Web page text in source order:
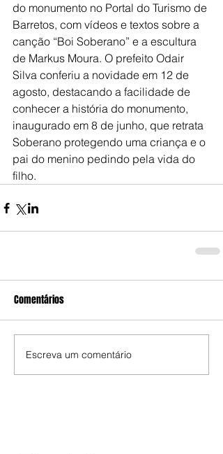
do monumento no Portal do Turismo de
Barretos, com vídeos e textos sobre a
canção “Boi Soberano” e a escultura
de Markus Moura. O prefeito Odair
Silva conferiu a novidade em 12 de
agosto, destacando a facilidade de
conhecer a história do monumento,
inaugurado em 8 de junho, que retrata
Soberano protegendo uma criança e o
pai do menino pedindo pela vida do
filho.
Comentários
Escreva um comentário